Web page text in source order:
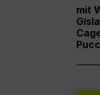
mit